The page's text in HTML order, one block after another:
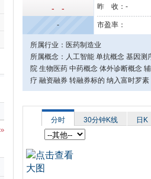
- -
-
昨 收： -
市盈率：
所属行业：医药制造业
所属概念：人工智能 单抗概念 基因
院 生物医药 中药概念 体外诊断概念
疗 融资融券 转融券标的 纳入富时罗
分时 30分钟K线 日K